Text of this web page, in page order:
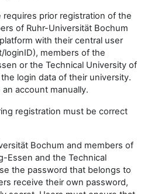
requires prior registration of the
of Ruhr-Universität Bochum
with their central user
loginID), members of the
or the Technical University of
login data of their university.
account manually.
registration must be correct
Bochum and members of
Essen and the Technical
the password that belongs to
receive their own password,